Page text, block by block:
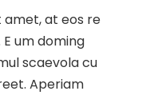
amet, at eos re
um doming
scaevola cu
Aperiam